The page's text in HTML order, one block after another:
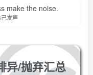
make the noise.
发声
异/抛弃汇总